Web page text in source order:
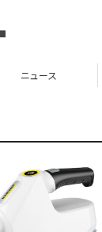
ニュース